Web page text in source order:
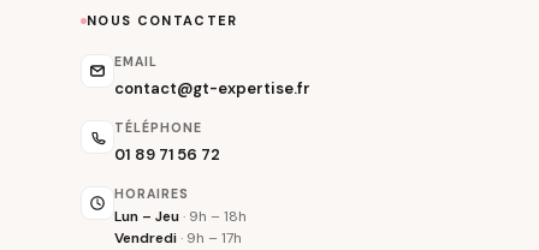
NOUS CONTACTER
EMAIL
contact@gt-expertise.fr
TÉLÉPHONE
01 89 71 56 72
HORAIRES
Lun – Jeu· 9h – 18h
Vendredi· 9h – 17h